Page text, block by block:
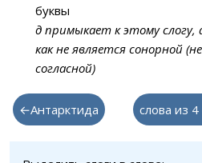
буквы
д примыкает к этому слогу,
как не является сонорной
согласной)
←Антарктида слова из 4